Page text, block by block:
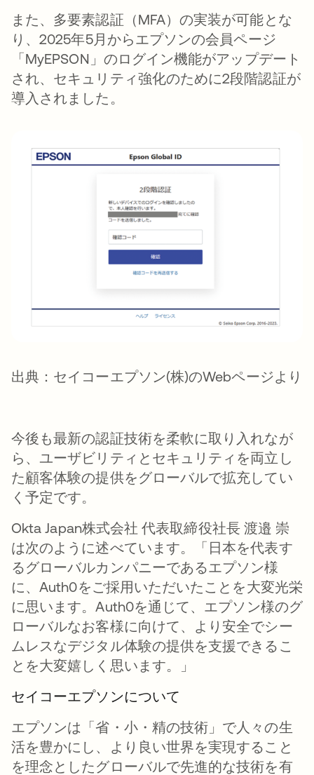
また、多要素認証（MFA）の実装が可能とな
り、2025年5月からエプソンの会員ページ
「MyEPSON」のログイン機能がアップデート
され、セキュリティ強化のために2段階認証が
導入されました。
出典：セイコーエプソン(株)のWebページより
今後も最新の認証技術を柔軟に取り入れなが
ら、ユーザビリティとセキュリティを両立し
た顧客体験の提供をグローバルで拡充してい
く予定です。
Okta Japan株式会社 代表取締役社長 渡邉 崇
は次のように述べています。「日本を代表す
るグローバルカンパニーであるエプソン様
に、Auth0をご採用いただいたことを大変光栄
に思います。Auth0を通じて、エプソン様のグ
ローバルなお客様に向けて、より安全でシー
ムレスなデジタル体験の提供を支援できるこ
とを大変嬉しく思います。」
セイコーエプソンについて
エプソンは「省・小・精の技術」で人々の生
活を豊かにし、より良い世界を実現すること
を理念としたグローバルで先進的な技術を有